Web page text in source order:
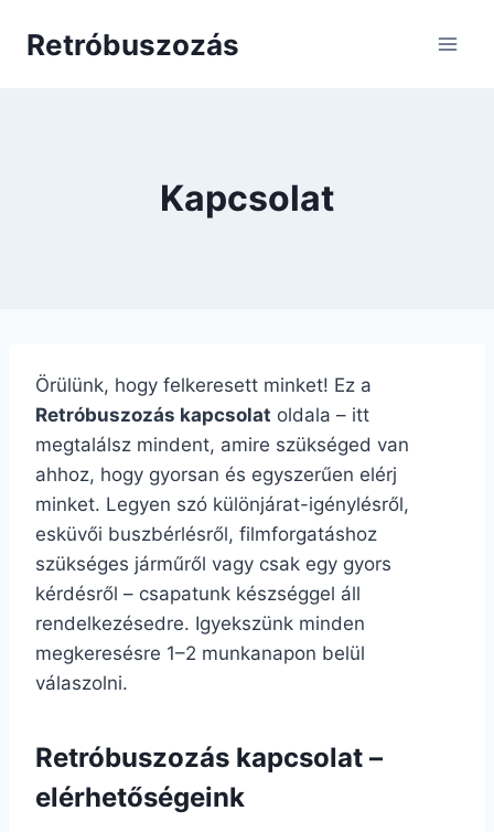
Retróbuszozás
Kapcsolat
Örülünk, hogy felkeresett minket! Ez a
Retróbuszozás kapcsolat oldala – itt
megtalálsz mindent, amire szükséged van
ahhoz, hogy gyorsan és egyszerűen elérj
minket. Legyen szó különjárat-igénylésről,
esküvői buszbérlésről, filmforgatáshoz
szükséges járműről vagy csak egy gyors
kérdésről – csapatunk készséggel áll
rendelkezésedre. Igyekszünk minden
megkeresésre 1–2 munkanapon belül
válaszolni.
Retróbuszozás kapcsolat –
elérhetőségeink